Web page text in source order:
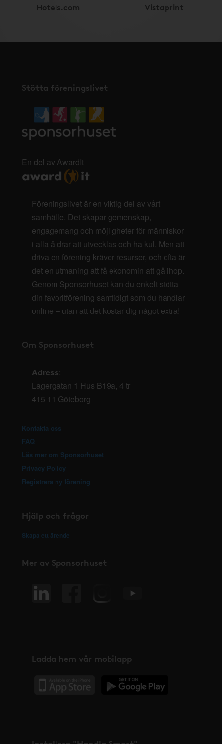
Hotels.com Vistaprint
Stötta föreningslivet
En del av AwardIt
Föreningslivet är en viktig del av vårt
samhälle. Det skapar gemenskap,
engagemang och möjligheter för människor
i alla åldrar att utvecklas och ha kul. Men att
driva en förening kräver resurser, och ofta är
det en utmaning att få ekonomin att gå ihop.
Genom Sponsorhuset kan du enkelt stötta
din favoritförening samtidigt som du handlar
online – utan att det kostar dig något extra!
Om Sponsorhuset
Adress:
Lagergatan 1 Hus B19a, 4 tr
415 11 Göteborg
Kontakta oss
FAQ
Läs mer om Sponsorhuset
Privacy Policy
Registrera ny förening
Hjälp och frågor
Skapa ett ärende
Mer av Sponsorhuset
Ladda hem vår mobilapp